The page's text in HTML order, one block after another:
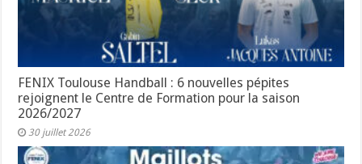
FENIX Toulouse Handball : 6 nouvelles pépites
rejoignent le Centre de Formation pour la saison
2026/2027
30 juillet 2026